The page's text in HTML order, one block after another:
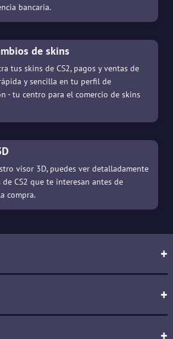
bancaria.
de skins
tus skins de CS2, pagos y ventas de
y sencilla en tu perfil de
- tu centro para el comercio de skins
visor 3D, puedes ver detalladamente
de CS2 que te interesan antes de
compra.
+
+
+